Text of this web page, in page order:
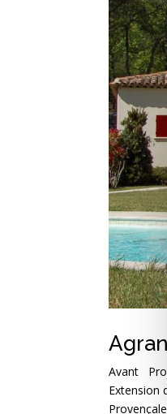
Avant
Extension